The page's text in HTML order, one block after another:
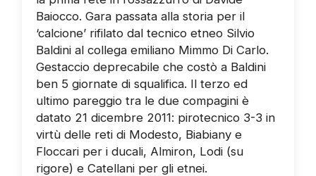
Baiocco. Gara passata alla storia per il
‘calcione’ rifilato dal tecnico etneo Silvio
Baldini al collega emiliano Mimmo Di Carlo.
Gestaccio deprecabile che costò a Baldini
ben 5 giornate di squalifica. Il terzo ed
ultimo pareggio tra le due compagini è
datato 21 dicembre 2011: pirotecnico 3-3 in
virtù delle reti di Modesto, Biabiany e
Floccari per i ducali, Almiron, Lodi (su
rigore) e Catellani per gli etnei.